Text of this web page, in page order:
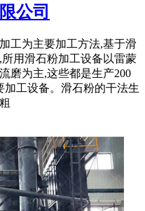
公司
工为主要加工方法,基于滑
用滑石粉加工设备以雷蒙
磨为主,这些都是生产200
加工设备。滑石粉的干法生